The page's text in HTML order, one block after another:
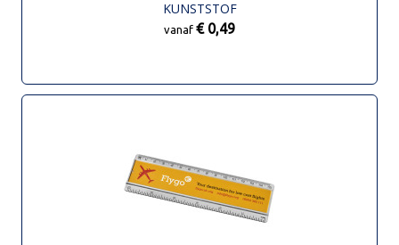
KUNSTSTOF
vanaf € 0,49